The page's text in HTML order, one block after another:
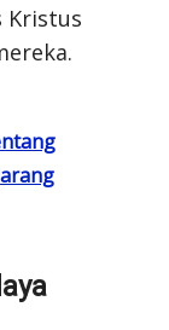
Kristus